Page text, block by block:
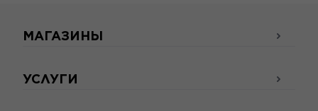
МАГАЗИНЫ
УСЛУГИ